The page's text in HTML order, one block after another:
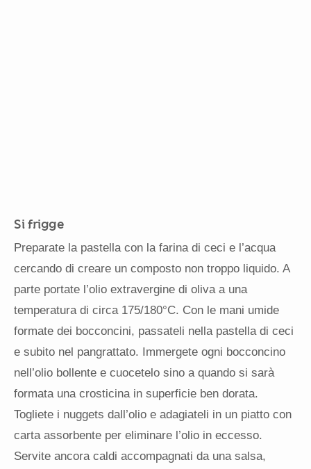
Si frigge
Preparate la pastella con la farina di ceci e l’acqua
cercando di creare un composto non troppo liquido. A
parte portate l’olio extravergine di oliva a una
temperatura di circa 175/180°C. Con le mani umide
formate dei bocconcini, passateli nella pastella di ceci
e subito nel pangrattato. Immergete ogni bocconcino
nell’olio bollente e cuocetelo sino a quando si sarà
formata una crosticina in superficie ben dorata.
Togliete i nuggets dall’olio e adagiateli in un piatto con
carta assorbente per eliminare l’olio in eccesso.
Servite ancora caldi accompagnati da una salsa,